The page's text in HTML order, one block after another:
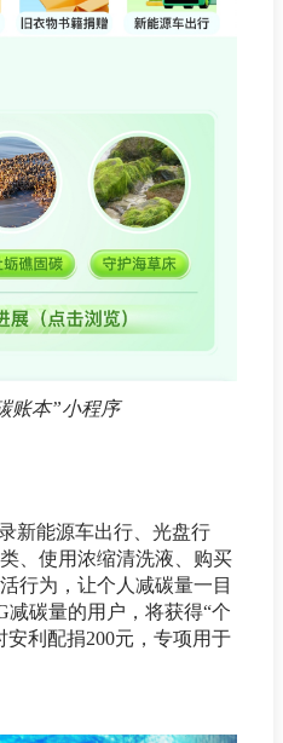
账本”小程序
新能源车出行、光盘行
、使用浓缩清洗液、购买
行为，让个人减碳量一目
减碳量的用户，将获得“个
安利配捐200元，专项用于